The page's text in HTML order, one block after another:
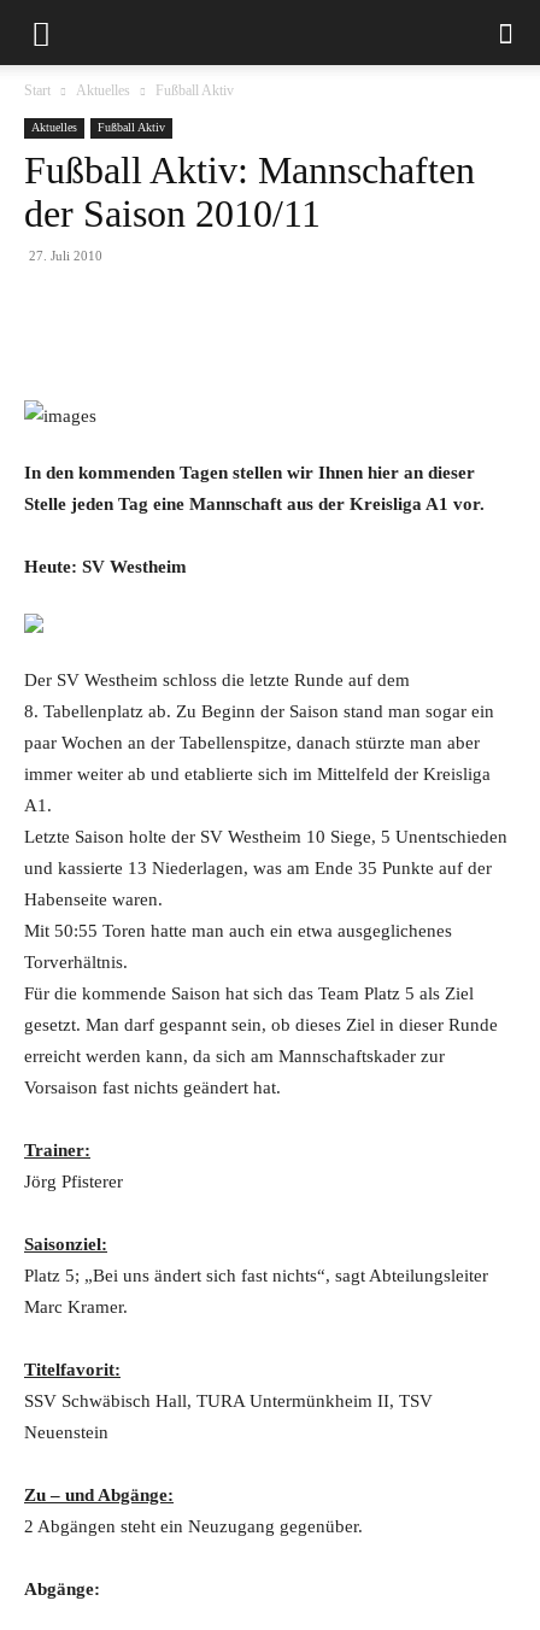
Start Aktuelles Fußball Aktiv
Aktuelles Fußball Aktiv
Fußball Aktiv: Mannschaften
der Saison 2010/11
27. Juli 2010
In den kommenden Tagen stellen wir Ihnen hier an dieser
Stelle jeden Tag eine Mannschaft aus der Kreisliga A1 vor.
Heute: SV Westheim
Der SV Westheim schloss die letzte Runde auf dem
8. Tabellenplatz ab. Zu Beginn der Saison stand man sogar ein
paar Wochen an der Tabellenspitze, danach stürzte man aber
immer weiter ab und etablierte sich im Mittelfeld der Kreisliga
A1.
Letzte Saison holte der SV Westheim 10 Siege, 5 Unentschieden
und kassierte 13 Niederlagen, was am Ende 35 Punkte auf der
Habenseite waren.
Mit 50:55 Toren hatte man auch ein etwa ausgeglichenes
Torverhältnis.
Für die kommende Saison hat sich das Team Platz 5 als Ziel
gesetzt. Man darf gespannt sein, ob dieses Ziel in dieser Runde
erreicht werden kann, da sich am Mannschaftskader zur
Vorsaison fast nichts geändert hat.
Trainer:
Jörg Pfisterer
Saisonziel:
Platz 5; „Bei uns ändert sich fast nichts“, sagt Abteilungsleiter
Marc Kramer.
Titelfavorit:
SSV Schwäbisch Hall, TURA Untermünkheim II, TSV
Neuenstein
Zu – und Abgänge:
2 Abgängen steht ein Neuzugang gegenüber.
Abgänge: